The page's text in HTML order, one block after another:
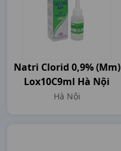
Natri Clorid 0,9% (mm)
Lox10C9ml Hà Nội
Hà Nội